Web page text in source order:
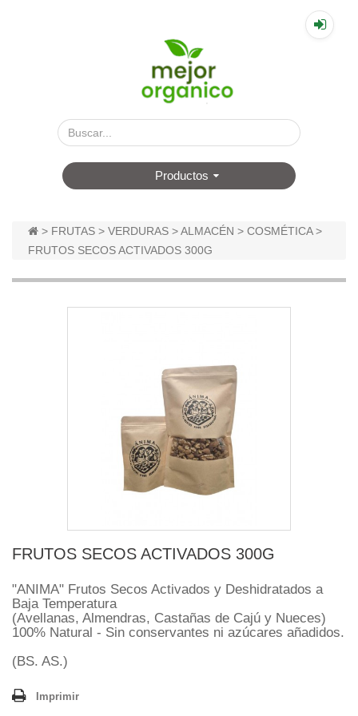
▤
Productos
> FRUTAS > VERDURAS >ALMACÉN > COSMÉTICA >
FRUTOS SECOS ACTIVADOS 300G
FRUTOS SECOS ACTIVADOS 300G
"ANIMA" Frutos Secos Activados y Deshidratados a
Baja Temperatura
(Avellanas, Almendras, Castañas de Cajú y Nueces)
100% Natural - Sin conservantes ni azúcares añadidos.
(BS. AS.)
Imprimir